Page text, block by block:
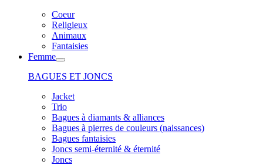
Coeur
Religieux
Animaux
Fantaisies
Femme
BAGUES ET JONCS
Jacket
Trio
Bagues à diamants & alliances
Bagues à pierres de couleurs (naissances)
Bagues fantaisies
Joncs semi-éternité & éternité
Joncs